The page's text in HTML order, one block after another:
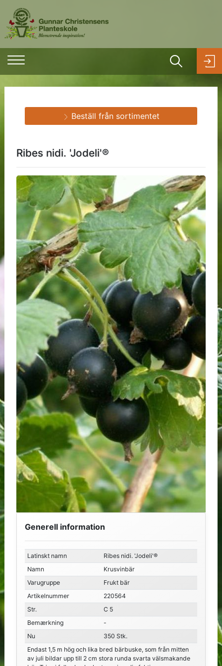
Ribes nidi. 'Jodeli'®
Generell information
Latinskt namn
Ribes nidi. 'Jodeli'®
Namn
Krusvinbär
Varugruppe
Frukt bär
Artikelnummer
220564
Str.
C 5
Bemærkning
-
Nu
350 Stk.
Endast 1,5 m hög och lika bred bärbuske, som från mitten
av juli bildar upp till 2 cm stora runda svarta välsmakande
Beställ från sortimentet